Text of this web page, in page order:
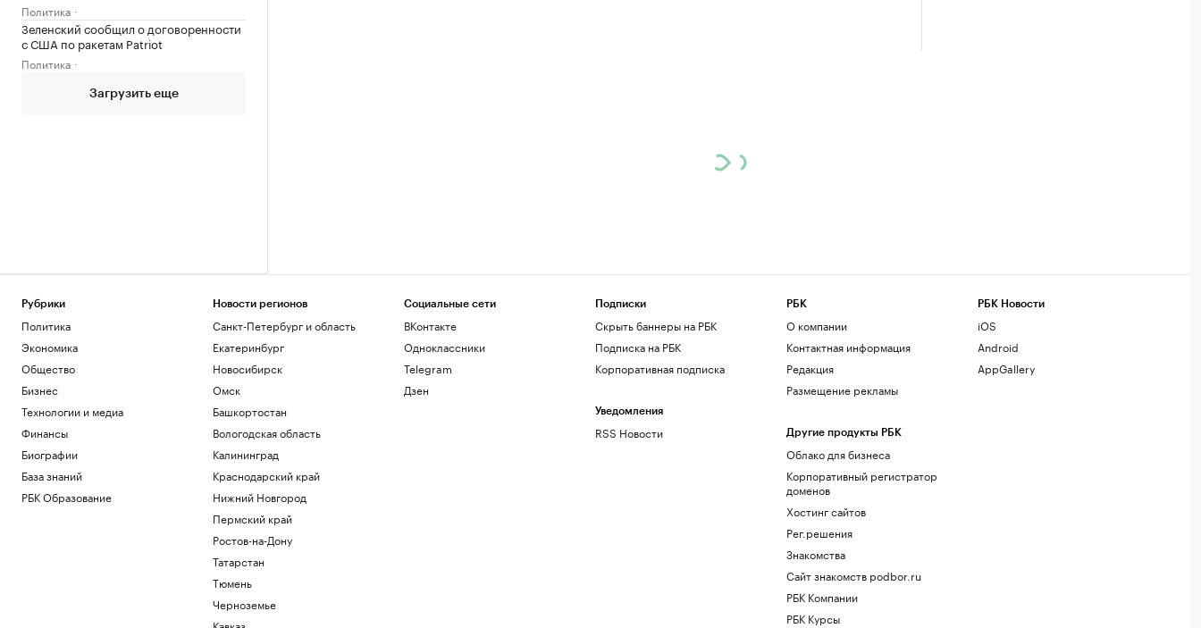
Политика
Зеленский сообщил о договоренности
с США по ракетам Patriot
Политика
Загрузить еще
Рубрики
Политика
Экономика
Общество
Бизнес
Технологии и медиа
Финансы
Биографии
База знаний
РБК Образование
Новости регионов
Санкт-Петербург и область
Екатеринбург
Новосибирск
Омск
Башкортостан
Вологодская область
Калининград
Краснодарский край
Нижний Новгород
Пермский край
Ростов-на-Дону
Татарстан
Тюмень
Черноземье
Социальные сети
ВКонтакте
Одноклассники
Telegram
Дзен
Подписки
Скрыть баннеры на РБК
Подписка на РБК
Корпоративная подписка
Уведомления
RSS Новости
РБК
О компании
Контактная информация
Редакция
Размещение рекламы
Другие продукты РБК
Облако для бизнеса
Корпоративный регистратор
доменов
Хостинг сайтов
Рег.решения
Знакомства
Сайт знакомств podbor.ru
РБК Компании
РБК Курсы
РБК Новости
iOS
Android
AppGallery